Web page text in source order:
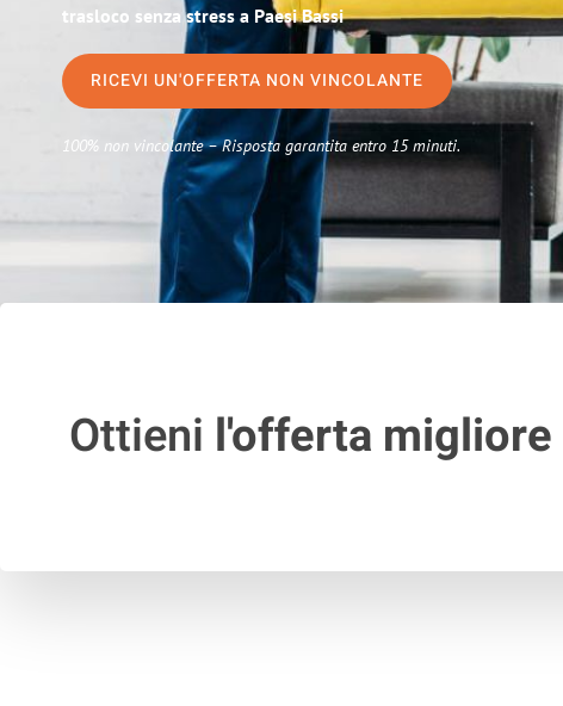
trasloco senza stress a Paesi Bassi
RICEVI UN'OFFERTA NON VINCOLANTE
100% non vincolante – Risposta garantita entro 15 minuti.
Ottieni l'offerta migliore